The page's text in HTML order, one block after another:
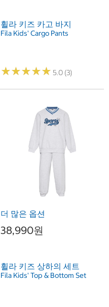
휠라 키즈 카고 바지
Fila Kids' Cargo Pants
★★★★★
★★★★★ 5.0 (3)
더 많은 옵션
38,990원
휠라 키즈 상하의 세트
Fila Kids' Top & Bottom Set